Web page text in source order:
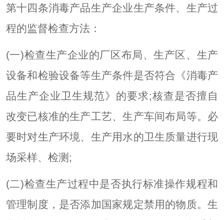
第十四条消毒产品生产企业生产条件、生产过
程的监督检查方法：
(一)检查生产企业的厂区布局、生产区、生产
设备和检验设备等生产条件是否符合《消毒产
品生产企业卫生规范》的要求;核查是否擅自
改变已核准的生产工艺、生产车间布局等。必
要时对生产环境、生产用水的卫生质量进行现
场采样、检测;
(二)检查生产过程中是否执行标准操作规程和
管理制度，是否添加国家规定禁用的物质。生